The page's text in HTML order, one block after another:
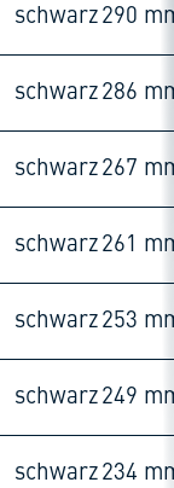
schwarz 290
schwarz 286
schwarz 267
schwarz 261
schwarz 253
schwarz 249
schwarz 234